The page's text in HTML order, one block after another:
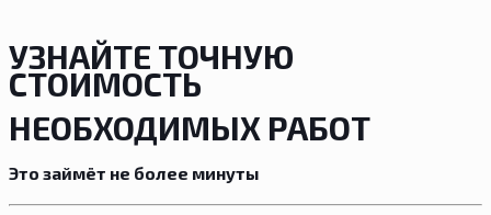
УЗНАЙТЕ ТОЧНУЮ
СТОИМОСТЬ
НЕОБХОДИМЫХ РАБОТ
Это займёт не более минуты